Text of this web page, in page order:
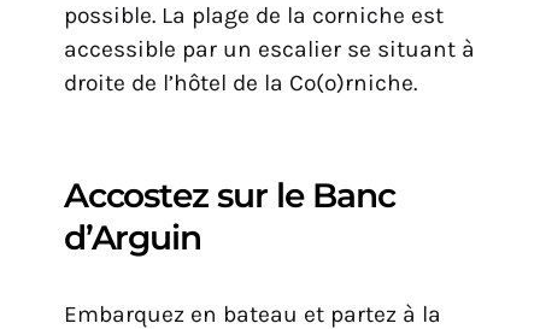
possible. La plage de la corniche est
accessible par un escalier se situant à
droite de l’hôtel de la Co(o)rniche.
Accostez sur le Banc
d’Arguin
Embarquez en bateau et partez à la